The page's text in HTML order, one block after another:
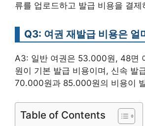
류를 업로드하고 발급 비용을 결제
Q3: 여권 재발급 비용은 얼
A3: 일반 여권은 53.000원, 48면
원이 기본 발급 비용이며, 신속 발
70.000원과 85.000원의 비용이
Table of Contents